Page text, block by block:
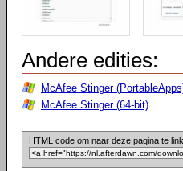
Andere edities:
McAfee Stinger
McAfee Stinger (64-bit)
HTML code om naar deze pagina te